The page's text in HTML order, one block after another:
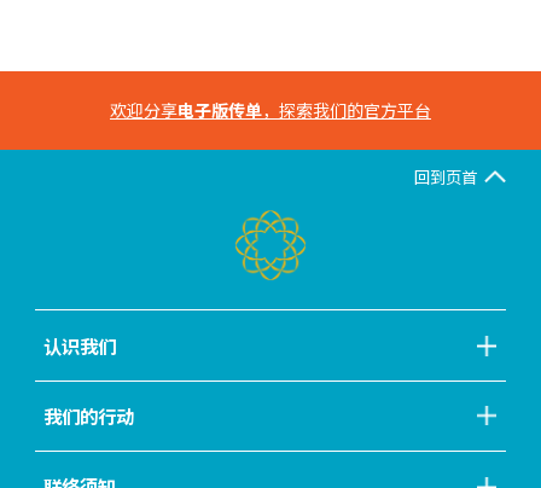
欢迎分享电子版传单，探索我们的官方平台
回到页首
认识我们
我们的行动